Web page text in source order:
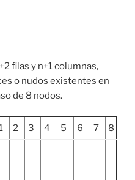
filas y n+1 columnas,
o nudos existentes en
de 8 nodos.
2 3 4 5 6 7 8